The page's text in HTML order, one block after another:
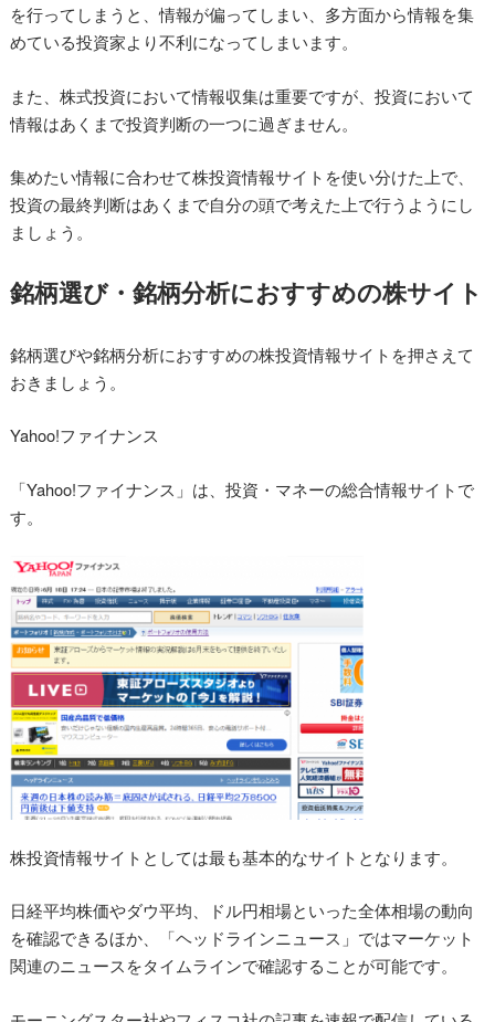
を行ってしまうと、情報が偏ってしまい、多方面から情報を集
めている投資家より不利になってしまいます。
また、株式投資において情報収集は重要ですが、投資において
情報はあくまで投資判断の一つに過ぎません。
集めたい情報に合わせて株投資情報サイトを使い分けた上で、
投資の最終判断はあくまで自分の頭で考えた上で行うようにし
ましょう。
銘柄選び・銘柄分析におすすめの株サイト
銘柄選びや銘柄分析におすすめの株投資情報サイトを押さえて
おきましょう。
Yahoo!ファイナンス
「Yahoo!ファイナンス」は、投資・マネーの総合情報サイトで
す。
株投資情報サイトとしては最も基本的なサイトとなります。
日経平均株価やダウ平均、ドル円相場といった全体相場の動向
を確認できるほか、「ヘッドラインニュース」ではマーケット
関連のニュースをタイムラインで確認することが可能です。